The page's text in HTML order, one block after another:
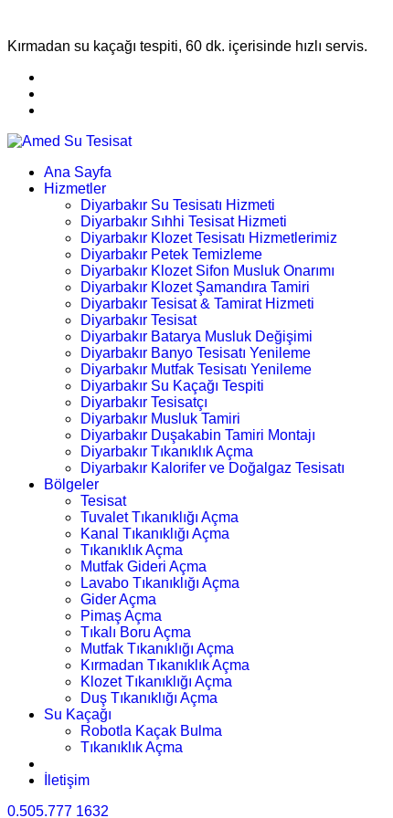
Kırmadan su kaçağı tespiti, 60 dk. içerisinde hızlı servis.
Ana Sayfa
Hizmetler
Diyarbakır Su Tesisatı Hizmeti
Diyarbakır Sıhhi Tesisat Hizmeti
Diyarbakır Klozet Tesisatı Hizmetlerimiz
Diyarbakır Petek Temizleme
Diyarbakır Klozet Sifon Musluk Onarımı
Diyarbakır Klozet Şamandıra Tamiri
Diyarbakır Tesisat & Tamirat Hizmeti
Diyarbakır Tesisat
Diyarbakır Batarya Musluk Değişimi
Diyarbakır Banyo Tesisatı Yenileme
Diyarbakır Mutfak Tesisatı Yenileme
Diyarbakır Su Kaçağı Tespiti
Diyarbakır Tesisatçı
Diyarbakır Musluk Tamiri
Diyarbakır Duşakabin Tamiri Montajı
Diyarbakır Tıkanıklık Açma
Diyarbakır Kalorifer ve Doğalgaz Tesisatı
Bölgeler
Tesisat
Tuvalet Tıkanıklığı Açma
Kanal Tıkanıklığı Açma
Tıkanıklık Açma
Mutfak Gideri Açma
Lavabo Tıkanıklığı Açma
Gider Açma
Pimaş Açma
Tıkalı Boru Açma
Mutfak Tıkanıklığı Açma
Kırmadan Tıkanıklık Açma
Klozet Tıkanıklığı Açma
Duş Tıkanıklığı Açma
Su Kaçağı
Robotla Kaçak Bulma
Tıkanıklık Açma
İletişim
0.505.777 1632